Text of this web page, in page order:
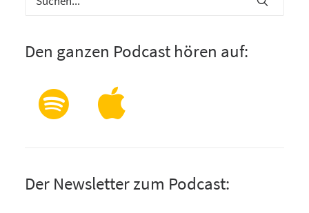
Den ganzen Podcast hören auf:
Der Newsletter zum Podcast: